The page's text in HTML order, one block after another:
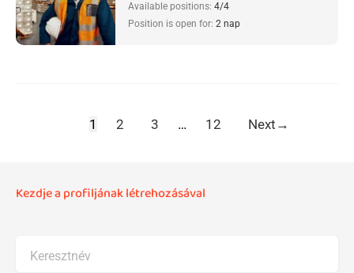
Available positions: 4/4
Position is open for: 2 nap
1 2 3 … 12 Next →
Kezdje a profiljának létrehozásával
Keresztnév